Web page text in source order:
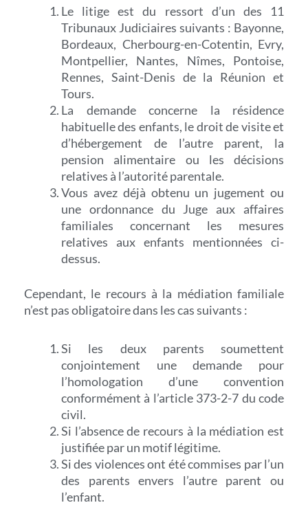
Le litige est du ressort d’un des 11
Tribunaux Judiciaires suivants : Bayonne,
Bordeaux, Cherbourg-en-Cotentin, Evry,
Montpellier, Nantes, Nîmes, Pontoise,
Rennes, Saint-Denis de la Réunion et
Tours.
La demande concerne la résidence
habituelle des enfants, le droit de visite et
d’hébergement de l’autre parent, la
pension alimentaire ou les décisions
relatives à l’autorité parentale.
Vous avez déjà obtenu un jugement ou
une ordonnance du Juge aux affaires
familiales concernant les mesures
relatives aux enfants mentionnées ci-
dessus.
Cependant, le recours à la médiation familiale
n’est pas obligatoire dans les cas suivants :
Si les deux parents soumettent
conjointement une demande pour
l’homologation d’une convention
conformément à l’article 373-2-7 du code
civil.
Si l’absence de recours à la médiation est
justifiée par un motif légitime.
Si des violences ont été commises par l’un
des parents envers l’autre parent ou
l’enfant.